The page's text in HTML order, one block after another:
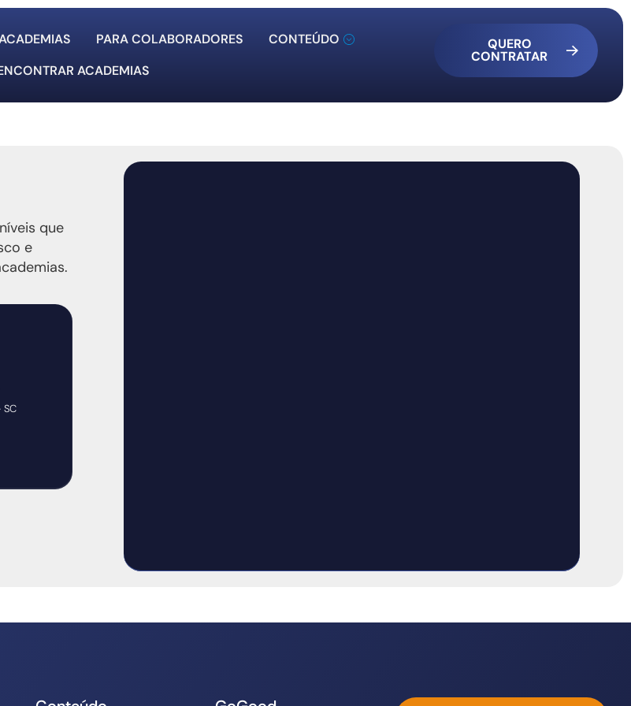
PARA COLABORADORES
CONTEÚDO
ACADEMIAS
QUERO
CONTRATAR
que
e